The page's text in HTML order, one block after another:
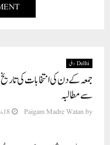
Delhi دہلی
جمعہ کے دن کی انتخابات کی
سے مطالبہ
by
Paigam Madre Watan 18 مارچ 2024